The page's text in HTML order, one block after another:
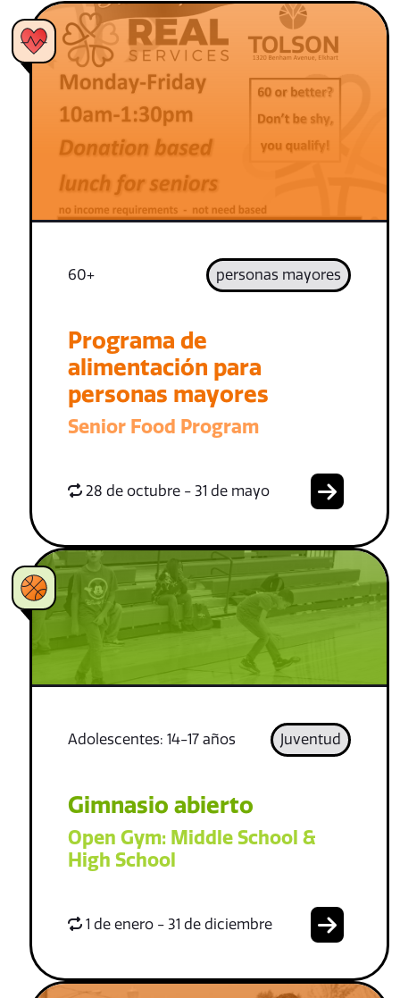
60+ personas mayores
Programa de
alimentación para
personas mayores
Senior Food Program
28 de octubre - 31 de mayo
Adolescentes: 14-17 años Juventud
Gimnasio abierto
Open Gym: Middle School &
High School
1 de enero - 31 de diciembre